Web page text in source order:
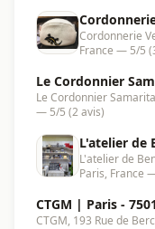
Cordonnerie
France — 5/5
Le Cordonnier
Le Cordonnier
— 5/5 (2 avis)
L'atelier de
L'atelier de
Paris, France
CTGM | Paris -
CTGM, 193 Rue de